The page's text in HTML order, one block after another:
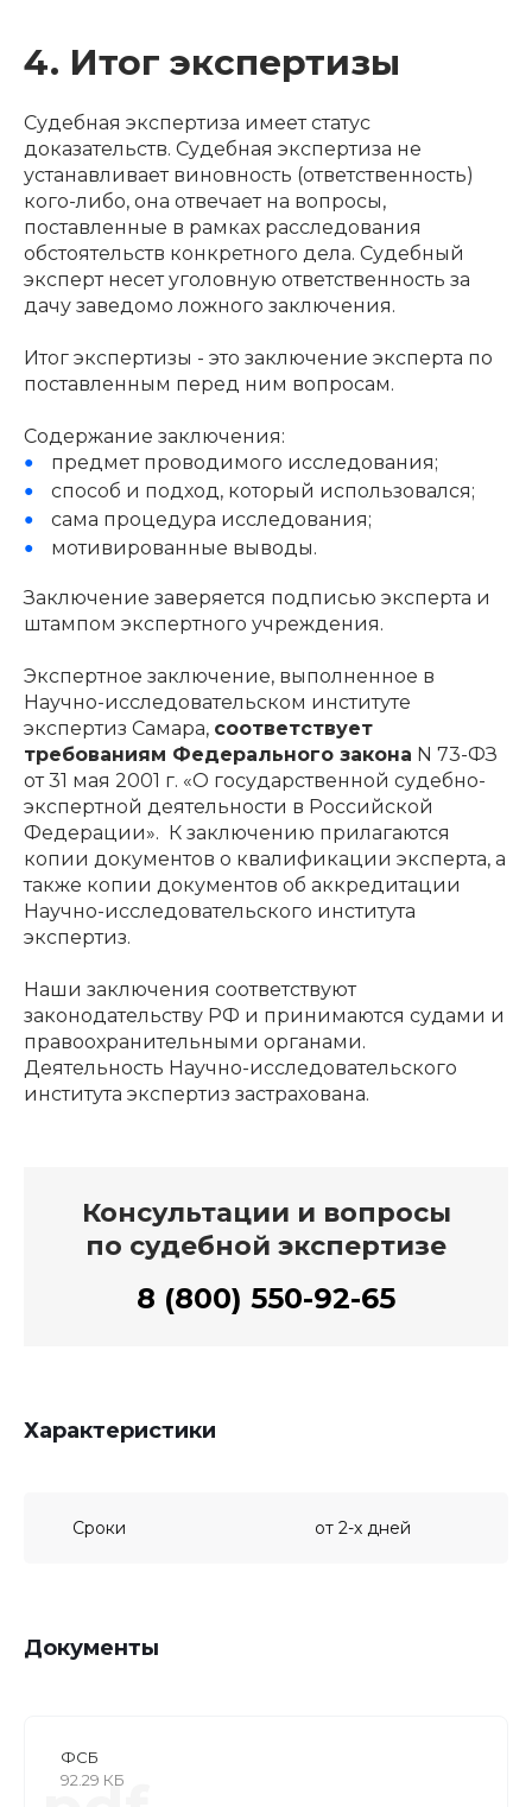
4. Итог экспертизы
Судебная экспертиза имеет статус
доказательств. Судебная экспертиза не
устанавливает виновность (ответственность)
кого-либо, она отвечает на вопросы,
поставленные в рамках расследования
обстоятельств конкретного дела. Судебный
эксперт несет уголовную ответственность за
дачу заведомо ложного заключения.
Итог экспертизы - это заключение эксперта по
поставленным перед ним вопросам.
Содержание заключения:
предмет проводимого исследования;
способ и подход, который использовался;
сама процедура исследования;
мотивированные выводы.
Заключение заверяется подписью эксперта и
штампом экспертного учреждения.
Экспертное заключение, выполненное в
Научно-исследовательском институте
экспертиз Самара, соответствует
требованиям Федерального закона N 73-ФЗ
от 31 мая 2001 г. «О государственной судебно-
экспертной деятельности в Российской
Федерации». К заключению прилагаются
копии документов о квалификации эксперта, а
также копии документов об аккредитации
Научно-исследовательского института
экспертиз.
Наши заключения соответствуют
законодательству РФ и принимаются судами и
правоохранительными органами.
Деятельность Научно-исследовательского
института экспертиз застрахована.
Консультации и вопросы
по судебной экспертизе
8 (800) 550-92-65
Характеристики
Сроки от 2-х дней
Документы
ФСБ
92.29 КБ